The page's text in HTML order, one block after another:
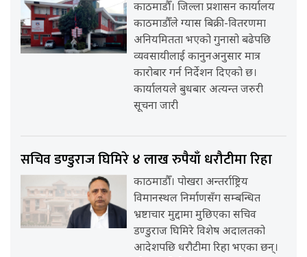
काठमाडौँ। जिल्ला प्रशासन कार्यालय
काठमाडौँले ग्यास बिक्री-वितरणमा
अनियमितता भएको गुनासो बढेपछि
व्यवसायीलाई कानुनअनुसार मात्र
कारोबार गर्न निर्देशन दिएको छ।
कार्यालयले बुधबार अत्यन्त जरुरी
सूचना जारी
सचिव डण्डुराज घिमिरे ४ लाख रुपैयाँ धरौटीमा रिहा
काठमाडौँ। पोखरा अन्तर्राष्ट्रिय
विमानस्थल निर्माणसँग सम्बन्धित
भ्रष्टाचार मुद्दामा मुछिएका सचिव
डण्डुराज घिमिरे विशेष अदालतको
आदेशपछि धरौटीमा रिहा भएका छन्।